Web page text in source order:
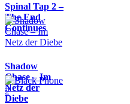
Spinal Tap 2 –
The End
Continues
Shadow
Chase – Im
Netz der
Diebe